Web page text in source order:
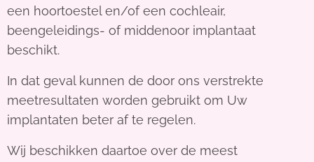
een hoortoestel en/of een cochleair,
beengeleidings- of middenoor implantaat
beschikt.
In dat geval kunnen de door ons verstrekte
meetresultaten worden gebruikt om Uw
implantaten beter af te regelen.
Wij beschikken daartoe over de meest